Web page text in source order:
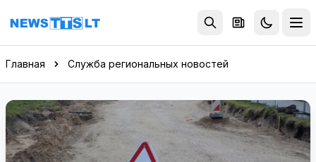
Перейти к содержимому
Главная Служба региональных новостей